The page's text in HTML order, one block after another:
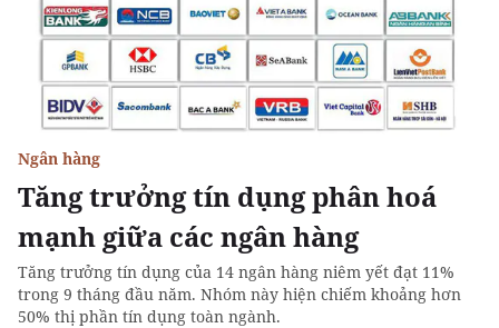
Tăng trưởng tín dụng phân hoá
mạnh giữa các ngân hàng
Ngân hàng
Tăng trưởng tín dụng của 14 ngân hàng niêm yết đạt 11%
trong 9 tháng đầu năm. Nhóm này hiện chiếm khoảng hơn
50% thị phần tín dụng toàn ngành.